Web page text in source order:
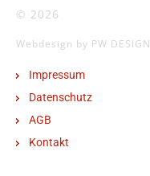
© 2026
Webdesign by PW DESIGN
Impressum
Datenschutz
AGB
Kontakt